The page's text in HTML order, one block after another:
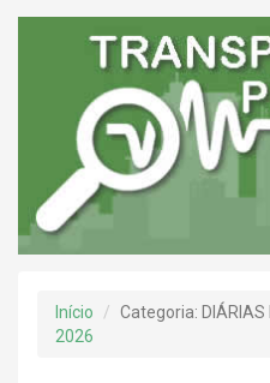
Início Categoria: DIÁRIAS
2026